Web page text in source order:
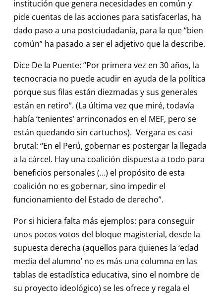
institución que genera necesidades en común y
pide cuentas de las acciones para satisfacerlas, ha
dado paso a una postciudadanía, para la que “bien
común” ha pasado a ser el adjetivo que la describe.
Dice De la Puente: “Por primera vez en 30 años, la
tecnocracia no puede acudir en ayuda de la política
porque sus filas están diezmadas y sus generales
están en retiro”. (La última vez que miré, todavía
había ‘tenientes’ arrinconados en el MEF, pero se
están quedando sin cartuchos). Vergara es casi
brutal: “En el Perú, gobernar es postergar la llegada
a la cárcel. Hay una coalición dispuesta a todo para
beneficios personales (…) el propósito de esta
coalición no es gobernar, sino impedir el
funcionamiento del Estado de derecho”.
Por si hiciera falta más ejemplos: para conseguir
unos pocos votos del bloque magisterial, desde la
supuesta derecha (aquellos para quienes la ‘edad
media del alumno’ no es más una columna en las
tablas de estadística educativa, sino el nombre de
su proyecto ideológico) se les ofrece y regala el